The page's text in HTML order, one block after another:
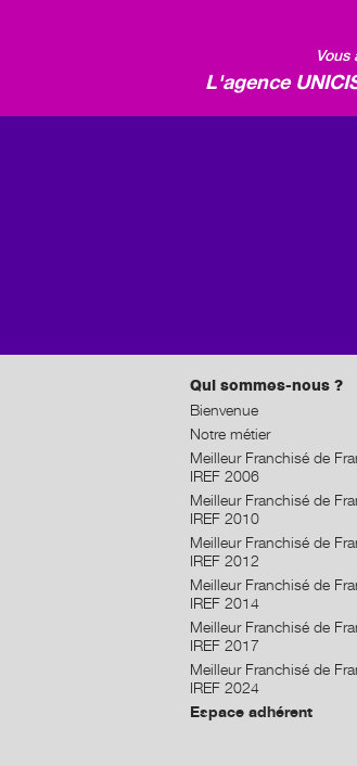
L'agence
Qui sommes-nous ?
Bienvenue
Notre métier
Meilleur Franchisé de
IREF 2006
Meilleur Franchisé de
IREF 2010
Meilleur Franchisé de
IREF 2012
Meilleur Franchisé de
IREF 2014
Meilleur Franchisé de
IREF 2017
Meilleur Franchisé de
IREF 2024
Espace adhérent